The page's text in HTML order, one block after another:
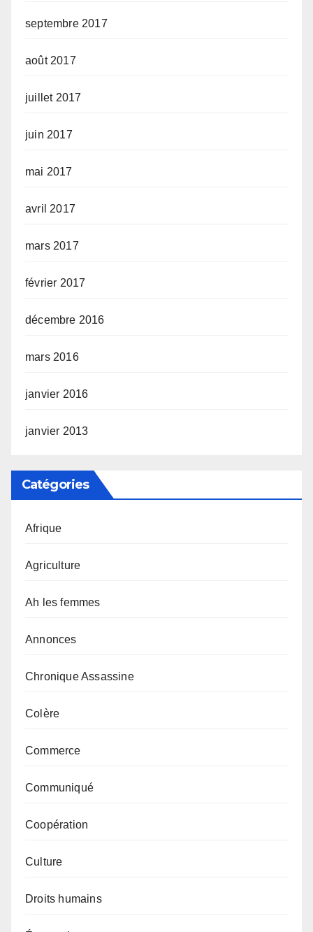
septembre 2017
août 2017
juillet 2017
juin 2017
mai 2017
avril 2017
mars 2017
février 2017
décembre 2016
mars 2016
janvier 2016
janvier 2013
Catégories
Afrique
Agriculture
Ah les femmes
Annonces
Chronique Assassine
Colère
Commerce
Communiqué
Coopération
Culture
Droits humains